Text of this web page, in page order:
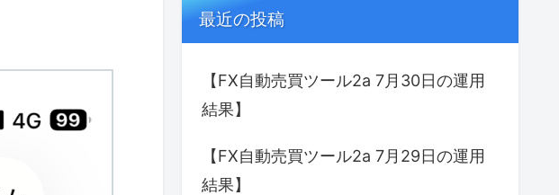
最近の投稿
【FX自動売買ツール2a 7月30日の運用
結果】
【FX自動売買ツール2a 7月29日の運用
結果】